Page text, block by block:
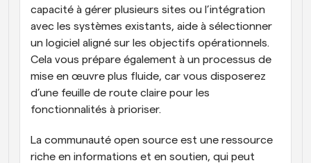
capacité à gérer plusieurs sites ou l’intégration
avec les systèmes existants, aide à sélectionner
un logiciel aligné sur les objectifs opérationnels.
Cela vous prépare également à un processus de
mise en œuvre plus fluide, car vous disposerez
d’une feuille de route claire pour les
fonctionnalités à prioriser.
La communauté open source est une ressource
riche en informations et en soutien, qui peut